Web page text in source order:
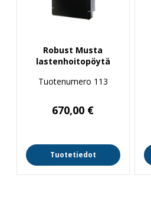
Robust Musta
lastenhoitopöytä
Tuotenumero 113
670,00 €
Tuotetiedot